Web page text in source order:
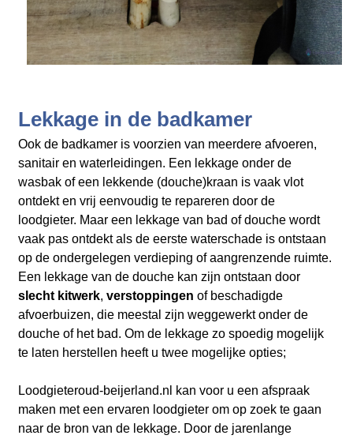
Lekkage in de badkamer
Ook de badkamer is voorzien van meerdere afvoeren,
sanitair en waterleidingen. Een lekkage onder de
wasbak of een lekkende (douche)kraan is vaak vlot
ontdekt en vrij eenvoudig te repareren door de
loodgieter. Maar een lekkage van bad of douche wordt
vaak pas ontdekt als de eerste waterschade is ontstaan
op de ondergelegen verdieping of aangrenzende ruimte.
Een lekkage van de douche kan zijn ontstaan door
slecht kitwerk, verstoppingen of beschadigde
afvoerbuizen, die meestal zijn weggewerkt onder de
douche of het bad. Om de lekkage zo spoedig mogelijk
te laten herstellen heeft u twee mogelijke opties;
Loodgieteroud-beijerland.nl kan voor u een afspraak
maken met een ervaren loodgieter om op zoek te gaan
naar de bron van de lekkage. Door de jarenlange